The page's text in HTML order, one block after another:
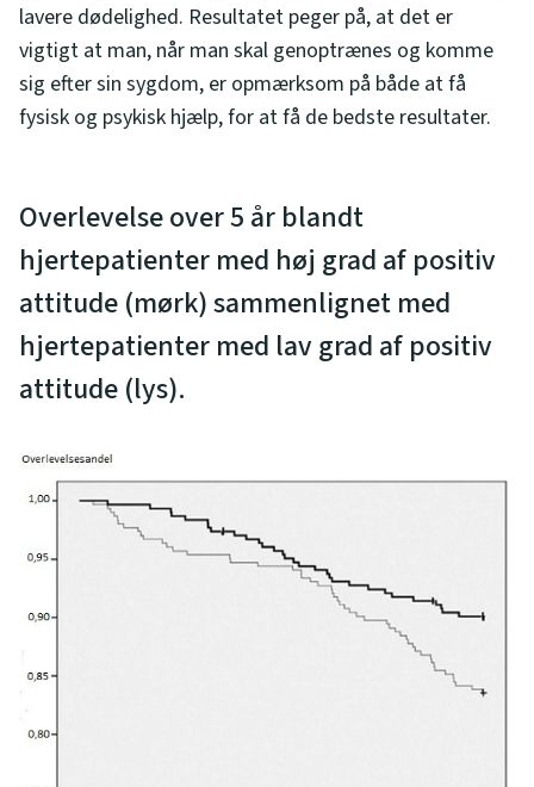
lavere dødelighed. Resultatet peger på, at det er
vigtigt at man, når man skal genoptrænes og komme
sig efter sin sygdom, er opmærksom på både at få
fysisk og psykisk hjælp, for at få de bedste resultater.
Overlevelse over 5 år blandt
hjertepatienter med høj grad af positiv
attitude (mørk) sammenlignet med
hjertepatienter med lav grad af positiv
attitude (lys).